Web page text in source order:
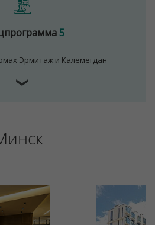
5
Эрмитаж и Калемегдан
❯